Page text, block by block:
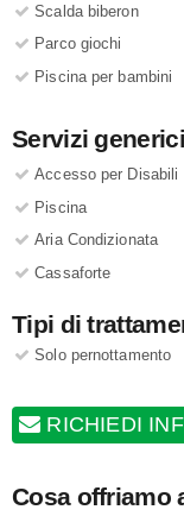
Scalda biberon
Parco giochi
Piscina per bambini
Servizi generici
Accesso per Disabili
Piscina
Aria Condizionata
Cassaforte
Tipi di
Solo pernottamento
RICHIEDI
Cosa offriamo